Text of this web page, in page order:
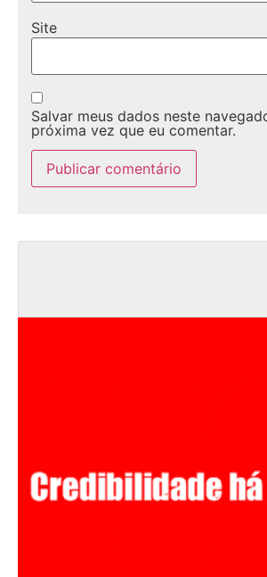
Site
Salvar meus dados neste
próxima vez que eu comentar.